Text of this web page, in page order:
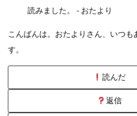
読みました。 - おたより
こんばんは。おたよりさん、いつも
す。
読んだ
返信